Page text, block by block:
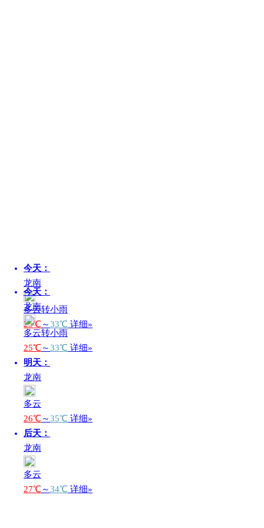
今天：
龙南
多云转小雨
25℃ ～33℃ 详细»
今天：
龙南
多云转小雨
25℃ ～33℃ 详细»
明天：
龙南
多云
26℃ ～35℃ 详细»
后天：
龙南
多云
27℃ ～34℃ 详细»